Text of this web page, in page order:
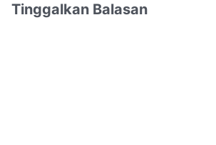
Tinggalkan Balasan